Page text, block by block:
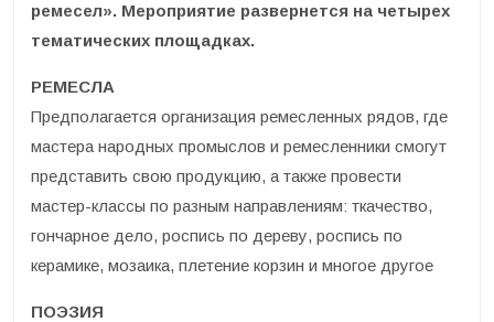
ремесел». Мероприятие развернется на четырех
тематических площадках.
РЕМЕСЛА
Предполагается организация ремесленных рядов, где
мастера народных промыслов и ремесленники смогут
представить свою продукцию, а также провести
мастер-классы по разным направлениям: ткачество,
гончарное дело, роспись по дереву, роспись по
керамике, мозаика, плетение корзин и многое другое
ПОЭЗИЯ